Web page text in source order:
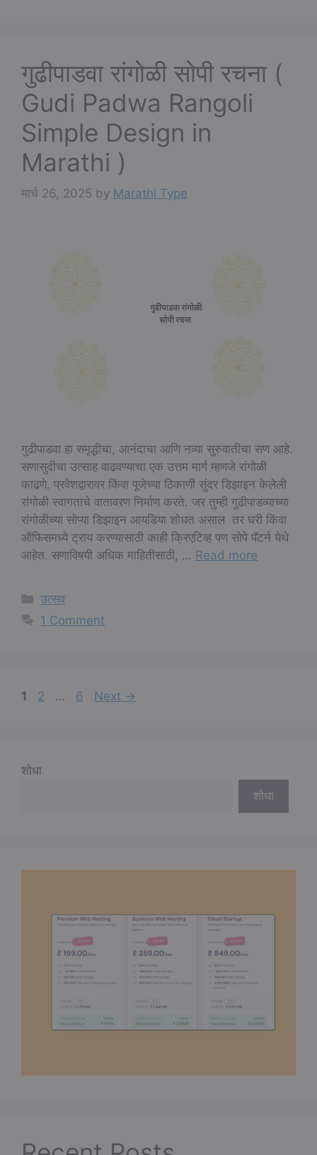
गुढीपाडवा रांगोळी सोपी रचना (
Gudi Padwa Rangoli
Simple Design in
Marathi )
मार्च 26, 2025 by Marathi Type
गुढीपाडवा हा समृद्धीचा, आनंदाचा आणि नव्या सुरुवातीचा सण आहे.
सणासुदीचा उत्साह वाढवण्याचा एक उत्तम मार्ग म्हणजे रांगोळी
काढणे. प्रवेशद्वारावर किंवा पूजेच्या ठिकाणी सुंदर डिझाइन केलेली
रांगोळी स्वागताचे वातावरण निर्माण करते. जर तुम्ही गुढीपाडव्याच्या
रांगोळीच्या सोप्या डिझाइन आयडिया शोधत असाल तर घरी किंवा
ऑफिसमध्ये ट्राय करण्यासाठी काही क्रिएटिव्ह पण सोपे पॅटर्न येथे
आहेत. सणाविषयी अधिक माहितीसाठी, … Read more
Categories
उत्सव
1 Comment
Page
1 Page
2 … Page
6 Next →
शोधा
शोधा